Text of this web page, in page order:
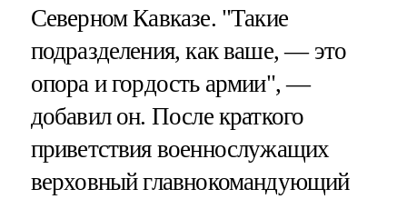
Северном Кавказе. "Такие
подразделения, как ваше, — это
опора и гордость армии", —
добавил он. После краткого
приветствия военнослужащих
верховный главнокомандующий